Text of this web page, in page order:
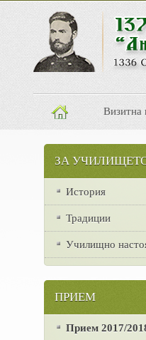
Визитна
ЗА
История
Традиции
Училищно
ПРИЕМ
Прием 2017/